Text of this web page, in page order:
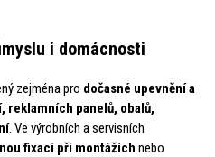
i domácnosti
zejména pro dočasné upevnění a
reklamních panelů, obalů,
. Ve výrobních a servisních
fixaci při montážích nebo